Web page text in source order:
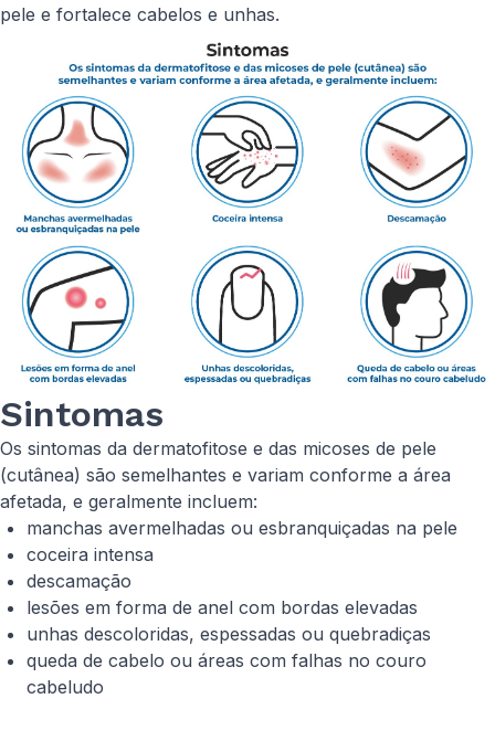
pele e fortalece cabelos e unhas.
Sintomas
Os sintomas da dermatofitose e das micoses de pele
(cutânea) são semelhantes e variam conforme a área
afetada, e geralmente incluem:
manchas avermelhadas ou esbranquiçadas na pele
coceira intensa
descamação
lesões em forma de anel com bordas elevadas
unhas descoloridas, espessadas ou quebradiças
queda de cabelo ou áreas com falhas no couro
cabeludo